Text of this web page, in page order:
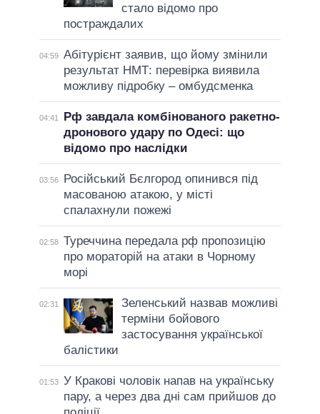
стало відомо про
постраждалих
04:59 Абітурієнт заявив, що йому змінили
результат НМТ: перевірка виявила
можливу підробку – омбудсменка
04:41
Рф завдала комбінованого ракетно-
дронового удару по Одесі: що
відомо про наслідки
03:56
Російський Бєлгород опинився під
масованою атакою, у місті
спалахнули пожежі
02:58 Туреччина передала рф пропозицію
про мораторій на атаки в Чорному
морі
02:31
Зеленський назвав можливі
терміни бойового
застосування української
балістики
01:53 У Кракові чоловік напав на українську
пару, а через два дні сам прийшов до